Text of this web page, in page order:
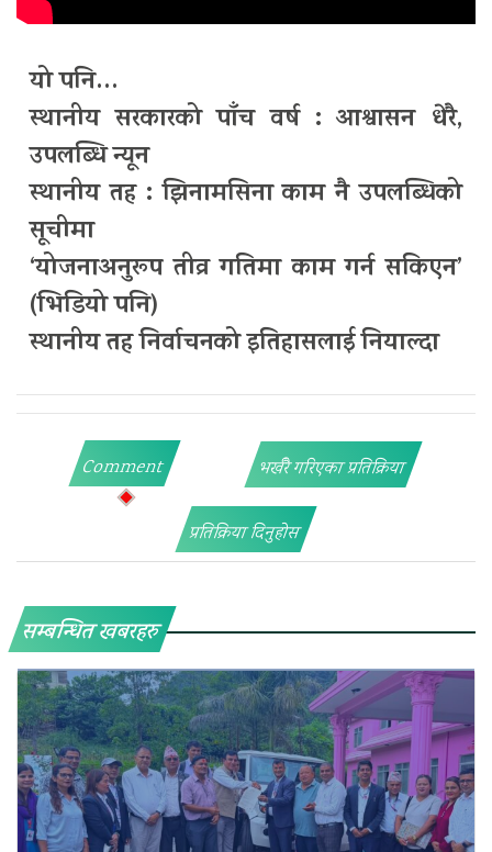
यो पनि…
स्थानीय सरकारको पाँच वर्ष : आश्वासन धेरै,
उपलब्धि न्यून
स्थानीय तह : झिनामसिना काम नै उपलब्धिको
सूचीमा
‘योजनाअनुरूप तीव्र गतिमा काम गर्न सकिएन’
(भिडियो पनि)
स्थानीय तह निर्वाचनको इतिहासलाई नियाल्दा
Comment भर्खरै गरिएका प्रतिक्रिया
प्रतिक्रिया दिनुहोस
सम्बन्धित खबरहरु